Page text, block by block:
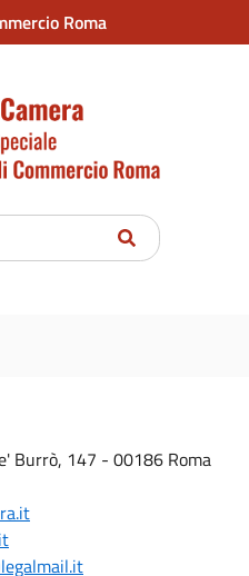
Roma
Burrò, 147 - 00186 Roma